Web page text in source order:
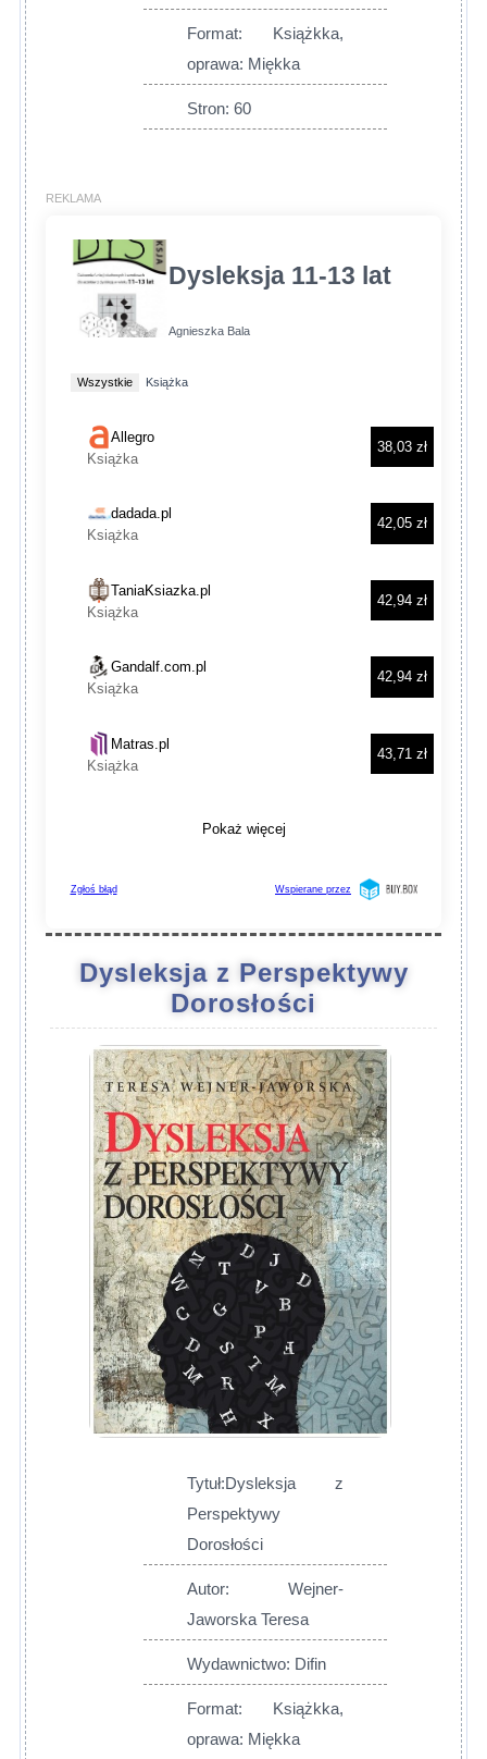
Format: Książkka,
oprawa: Miękka
Stron: 60
Dysleksja z Perspektywy
Dorosłości
Tytuł:Dysleksja z
Perspektywy
Dorosłości
Autor: Wejner-
Jaworska Teresa
Wydawnictwo: Difin
Format: Książkka,
oprawa: Miękka